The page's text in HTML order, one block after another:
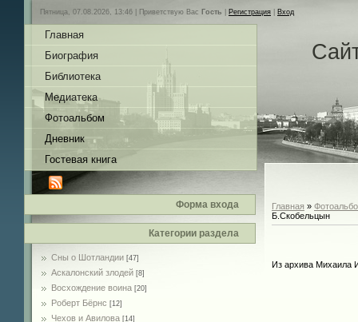
Пятница, 07.08.2026, 13:46 | Приветствую Вас Гость Регистрация Вход
Главная
Биография
Библиотека
Медиатека
Фотоальбом
Дневник
Гостевая книга
Форма входа
Категории раздела
Сны о Шотландии [47]
Аскалонский злодей [8]
Восхождение воина [20]
Роберт Бёрнс [12]
Чехов и Авилова [14]
Главная »
Б.Скобельцын
Из архива Михаила